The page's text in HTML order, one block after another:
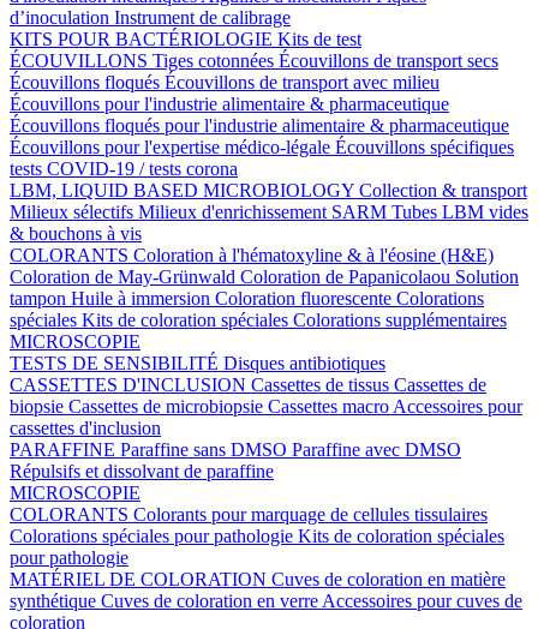
d’inoculation Instrument de calibrage
KITS POUR BACTÉRIOLOGIE Kits de test
ÉCOUVILLONS Tiges cotonnées Écouvillons de transport secs
Écouvillons floqués Écouvillons de transport avec milieu
Écouvillons pour l'industrie alimentaire & pharmaceutique
Écouvillons floqués pour l'industrie alimentaire & pharmaceutique
Écouvillons pour l'expertise médico-légale Écouvillons spécifiques
tests COVID-19 / tests corona
LBM, LIQUID BASED MICROBIOLOGY Collection & transport
Milieux sélectifs Milieux d'enrichissement SARM Tubes LBM vides
& bouchons à vis
COLORANTS Coloration à l'hématoxyline & à l'éosine (H&E)
Coloration de May-Grünwald Coloration de Papanicolaou Solution
tampon Huile à immersion Coloration fluorescente Colorations
spéciales Kits de coloration spéciales Colorations supplémentaires
MICROSCOPIE
TESTS DE SENSIBILITÉ Disques antibiotiques
CASSETTES D'INCLUSION Cassettes de tissus Cassettes de
biopsie Cassettes de microbiopsie Cassettes macro Accessoires pour
cassettes d'inclusion
PARAFFINE Paraffine sans DMSO Paraffine avec DMSO
Répulsifs et dissolvant de paraffine
MICROSCOPIE
COLORANTS Colorants pour marquage de cellules tissulaires
Colorations spéciales pour pathologie Kits de coloration spéciales
pour pathologie
MATÉRIEL DE COLORATION Cuves de coloration en matière
synthétique Cuves de coloration en verre Accessoires pour cuves de
coloration